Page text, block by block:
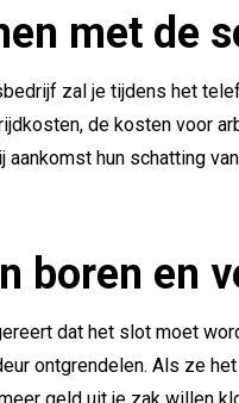
met de
zal je tijdens het
de kosten voor
aankomst hun schatting
boren en
dat het slot moet
ontgrendelen. Als ze